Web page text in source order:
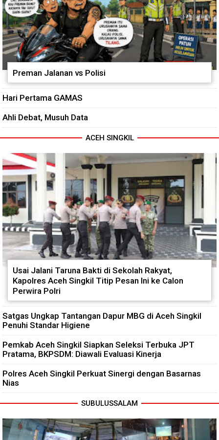
Preman Jalanan vs Polisi
Hari Pertama GAMAS
Ahli Debat, Musuh Data
ACEH SINGKIL
Usai Jalani Taruna Bakti di Sekolah Rakyat,
Kapolres Aceh Singkil Titip Pesan Ini ke Calon
Perwira Polri
Satgas Ungkap Tantangan Dapur MBG di Aceh Singkil
Penuhi Standar Higiene
Pemkab Aceh Singkil Siapkan Seleksi Terbuka JPT
Pratama, BKPSDM: Diawali Evaluasi Kinerja
Polres Aceh Singkil Perkuat Sinergi dengan Basarnas
Nias
SUBULUSSALAM